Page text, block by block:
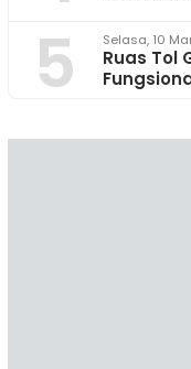
5 Selasa, 10
Ruas Tol